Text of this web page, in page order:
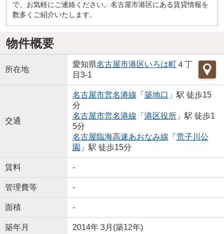
で、お気軽にご連絡ください。名古屋市港区にある賃貸情報を
数多くご紹介いたします。
物件概要
所在地
愛知県名古屋市港区いろは町４丁
目3-1
交通
名古屋市営名港線 「 築地口 」駅 徒歩15
分
名古屋市営名港線 「 港区役所」駅 徒歩1
5分
名古屋臨海高速あおなみ線 「 荒子川公
園 」駅 徒歩15分
賃料 -
管理費等 -
面積 -
築年月 2014年 3月(築12年)